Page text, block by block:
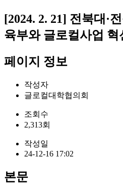
[2024. 2. 21] 전북대·
육부와 글로컬사업 혁
페이지 정보
작성자
글로컬대학협의회
조회수
2,313회
작성일
24-12-16 17:02
본문